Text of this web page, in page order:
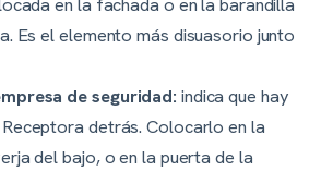
Es el elemento más disuasorio junto
de seguridad: indica que hay
detrás. Colocarlo en la
del bajo, o en la puerta de la